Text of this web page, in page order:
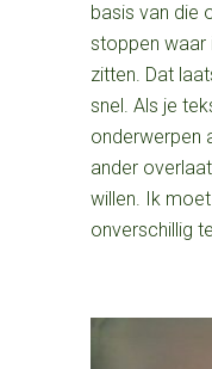
basis van die
stoppen waar
zitten. Dat
snel. Als je
onderwerpen
ander
willen. Ik
onverschillig